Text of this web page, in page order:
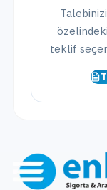
teklif